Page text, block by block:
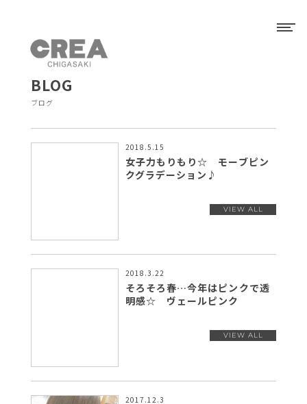
BLOG
ブログ
2018.5.15
女子力もりもり☆ モーブピン
クグラデーション♪
2018.3.22
そろそろ春…今年はピンクで透
明感☆ ヴェールピンク
2017.12.3